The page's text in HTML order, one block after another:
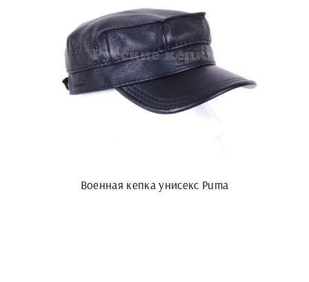
Военная кепка унисекс Puma